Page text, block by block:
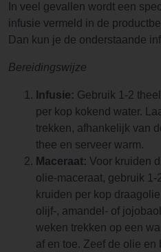
In veel gevallen wordt een
infusie vermeld in de
Dan kun je de onderstaande
Bereidingswijze
Infusie: Gebruik 1-2
per kop kokend water.
trekken, afhankelijk van
thee en serveer warm.
Maceraat: Voor kruiden
olie-maceraat, gebruik
kruiden per kop
olijf-, amandel- of
weken trekken op een
af en toe. Zeef de olie